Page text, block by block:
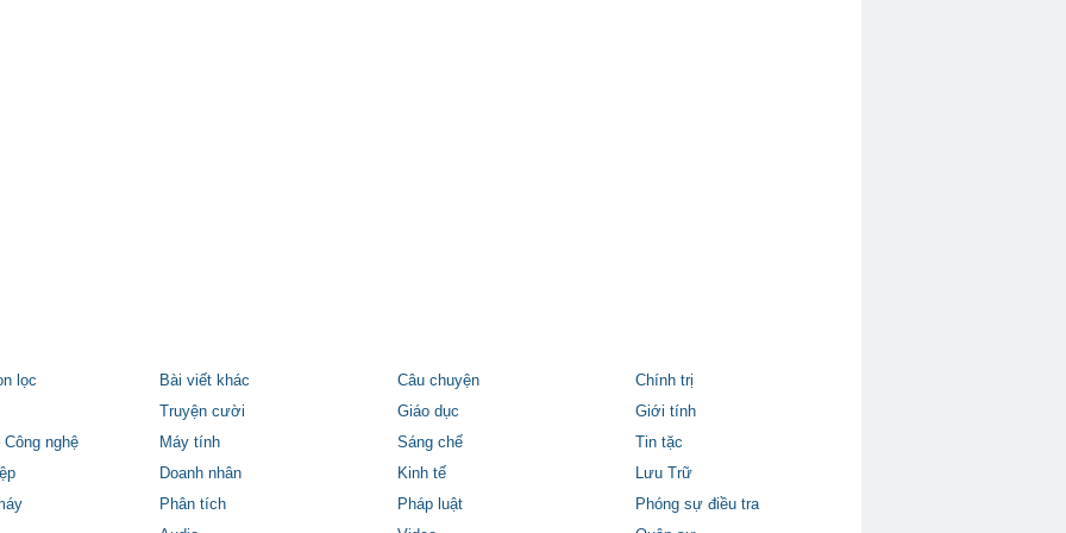
lọc Bài viết khác Câu chuyện
Chính trị
Truyện cười
Giáo dục
Giới tính
nghệ
Máy tính Sáng chế
Tin tặc
Doanh nhân Kinh tế
Lưu Trữ
Phân tích Pháp luật
Phóng sự điều tra